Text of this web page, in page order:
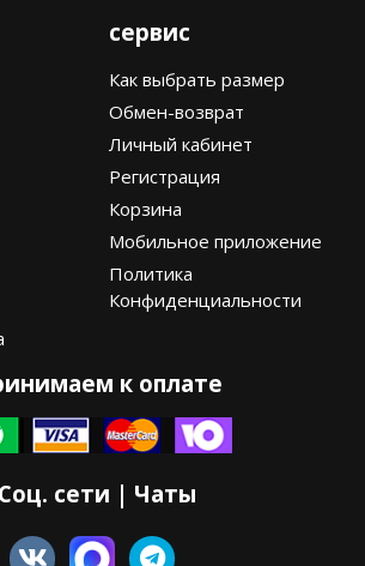
сервис
Как выбрать размер
Обмен-возврат
Личный кабинет
Регистрация
Корзина
Мобильное приложение
Политика
Конфиденциальности
к оплате
Соц. сети | Чаты